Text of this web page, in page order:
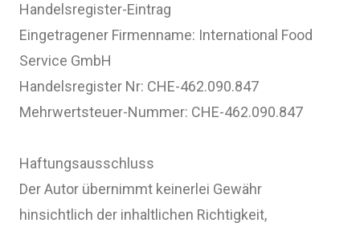
Handelsregister-Eintrag
Eingetragener Firmenname: International Food
Service GmbH
Handelsregister Nr: CHE-462.090.847
Mehrwertsteuer-Nummer: CHE-462.090.847
Haftungsausschluss
Der Autor übernimmt keinerlei Gewähr
hinsichtlich der inhaltlichen Richtigkeit,